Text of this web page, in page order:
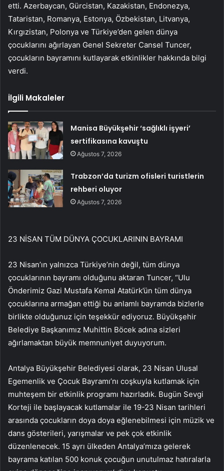
etti. Azerbaycan, Gürcistan, Kazakistan, Endonezya,
Tataristan, Romanya, Estonya, Özbekistan, Litvanya,
Kırgızistan, Polonya ve Türkiye’den gelen dünya
çocuklarını ağırlayan Genel Sekreter Cansel Tuncer,
çocukların bayramını kutlayarak etkinlikler hakkında bilgi
verdi.
İlgili Makaleler
Manisa Büyükşehir ‘sağlıklı işyeri’
sertifikasına kavuştu
Ağustos 7, 2026
Trabzon’da turizm ofisleri turistlerin
rehberi oluyor
Ağustos 7, 2026
23 NİSAN TÜM DÜNYA ÇOCUKLARININ BAYRAMI
23 Nisan’ın yalnızca Türkiye’nin değil, tüm dünya
çocuklarının bayramı olduğunu aktaran Tuncer, “Ulu
Önderimiz Gazi Mustafa Kemal Atatürk’ün tüm dünya
çocuklarına armağan ettiği bu anlamlı bayramda bizlerle
birlikte olduğunuz için teşekkür ediyoruz. Büyükşehir
Belediye Başkanımız Muhittin Böcek adına sizleri
ağırlamaktan büyük memnuniyet duyuyorum.
Antalya Büyükşehir Belediyesi olarak, 23 Nisan Ulusal
Egemenlik ve Çocuk Bayramı’nı coşkuyla kutlamak için
muhteşem bir etkinlik programı hazırladık. Bugün Sevgi
Korteji ile başlayacak kutlamalar ile 19-23 Nisan tarihleri
arasında çocukların doya doya eğlenebilmesi için müzik ve
dans gösterileri, yarışmalar ve pek çok etkinlik
düzenlenecek. 15 ayrı ülkeden Antalya’mıza gelerek
bayrama katılan 500 konuk çocuğun unutulmaz hatıralarla